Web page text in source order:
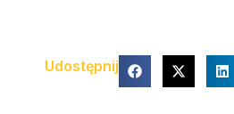
Udostępnij